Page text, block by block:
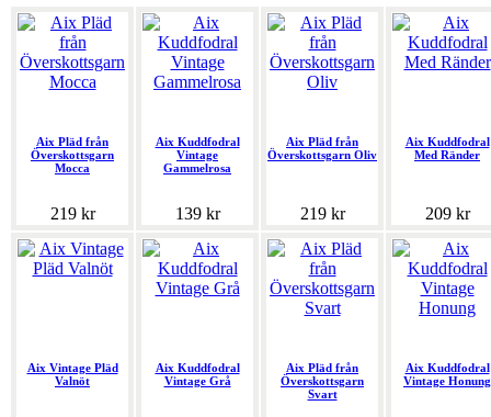
Aix Pläd från
Överskottsgarn
Mocca
219 kr
Aix Kuddfodral
Vintage
Gammelrosa
139 kr
Aix Pläd från
Överskottsgarn Oliv
219 kr
Aix Kuddfodral
Med Ränder
209 kr
Aix Vintage Pläd
Valnöt
Aix Kuddfodral
Vintage Grå
Aix Pläd från
Överskottsgarn
Svart
Aix Kuddfodral
Vintage Honung